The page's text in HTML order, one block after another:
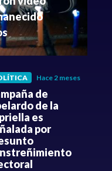
Hace 2 meses
de
de la
es
por